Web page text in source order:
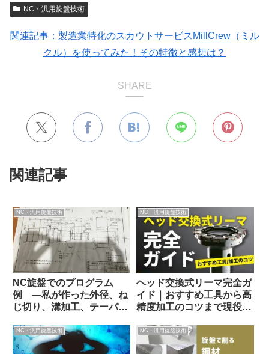
NC・汎用旋盤技術
関連記事：製造業特化のスカウトサービスMillCrew（ミル
クル）を使ってみた！その特徴と感想は？
SHARE
関連記事
NC・汎用旋盤技術
NC旋盤でのプログラム
例 ―私が作った外径、ね
じ切り、溝加工、テーパー
NC・汎用旋盤技術
ヘッド交換式リーマ完全ガ
イド｜おすすめ工具から高
精度加工のコツまで現役技
NC・汎用旋盤技術 NC・汎用旋盤技術